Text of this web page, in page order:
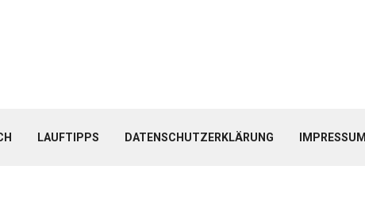
LAUFTIPPS DATENSCHUTZERKLÄRUNG IMPRESSUM